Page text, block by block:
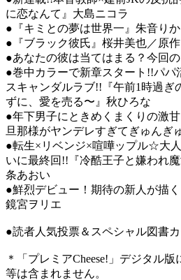
に恋なんて』大島ニコラ
●『キミとの夢は世界一』朱音り
●『ブラック彼氏』桜井美也／原
●あなたの彼は当てはまる？今回
●巻中カラーで新章スタート!!パパ
スキャンダルラブ!!『午前1時過ぎ
ずに、愛を売る〜』秋ひろな
●年下男子にときめくまくりの激
旦那様がヤンデレすぎてぎゅん
●転生×リベンジ×喧嘩ップル☆大
いに最終回!!『冷酷王子と嫌われ
条あおい
●鮮烈デビュー！期待の新人が描
鏡宮ヲリエ
●読者人気投票＆スペシャル図書
＊「プレミアCheese!」デジタル
等は含まれません。